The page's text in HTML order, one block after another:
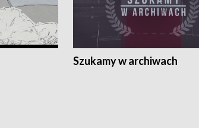
Szukamy w archiwach